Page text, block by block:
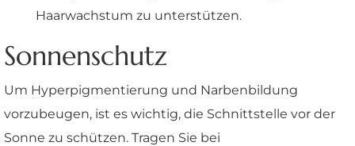
Haarwachstum zu unterstützen.
Sonnenschutz
Um Hyperpigmentierung und Narbenbildung
vorzubeugen, ist es wichtig, die Schnittstelle vor der
Sonne zu schützen. Tragen Sie bei